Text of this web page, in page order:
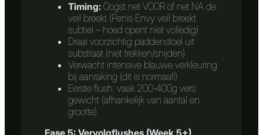
Timing: Oogst net VOOR of net NA de
veil breekt (Penis Envy veil breekt
subtiel – hoed opent niet volledig)
Draai voorzichtig paddenstoel uit
substraat (niet trekken/snijden)
Verwacht intensive blauwe verkleuring
bij aanraking (dit is normaal!)
Eerste flush: vaak 200-400g vers
gewicht (afhankelijk van aantal en
grootte)